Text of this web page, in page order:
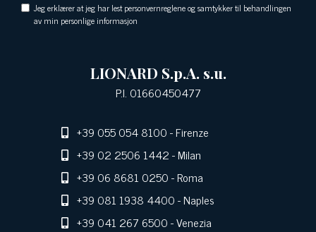
Jeg erklærer at jeg har lest personvernreglene og samtykker til behandlingen
av min personlige informasjon
LIONARD S.p.A. s.u.
P.I. 01660450477
+39 055 054 8100- Firenze
+39 02 2506 1442- Milan
+39 06 8681 0250- Roma
+39 081 1938 4400- Naples
+39 041 267 6500- Venezia